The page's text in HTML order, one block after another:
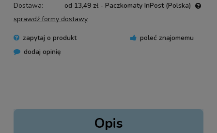
Dostawa:
od 13,49 zł - Paczkomaty InPost (Polska)
sprawdź formy dostawy
zapytaj o produkt
poleć znajomemu
dodaj opinię
Opis